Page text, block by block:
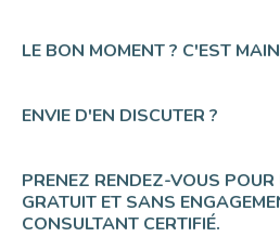
LE BON MOMENT ? C'EST
ENVIE D'EN DISCUTER ?
PRENEZ RENDEZ-VOUS
GRATUIT ET SANS
CONSULTANT CERTIFIÉ.